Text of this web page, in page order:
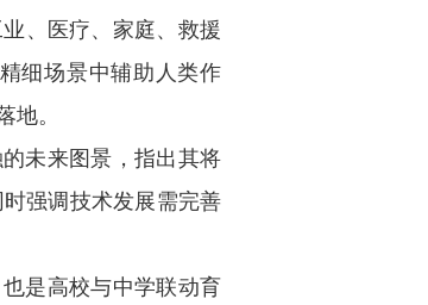
、医疗、家庭、救援
细场景中辅助人类作
地。
未来图景，指出其将
强调技术发展需完善
是高校与中学联动育